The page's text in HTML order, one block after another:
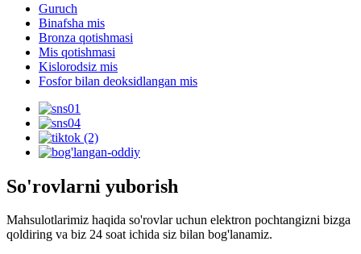
Guruch
Binafsha mis
Bronza qotishmasi
Mis qotishmasi
Kislorodsiz mis
Fosfor bilan deoksidlangan mis
So'rovlarni yuborish
Mahsulotlarimiz haqida so'rovlar uchun elektron pochtangizni bizga
qoldiring va biz 24 soat ichida siz bilan bog'lanamiz.